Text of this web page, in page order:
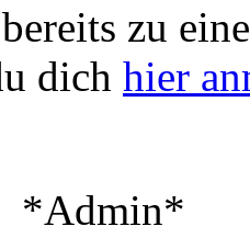
zu
dich hier
*Admin*